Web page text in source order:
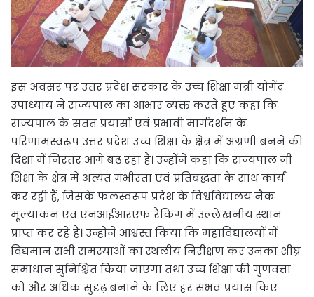
इस अवसर पर उत्तर प्रदेश सरकार के उच्च शिक्षा मंत्री योगेंद्र
उपाध्याय ने राज्यपाल का आभार व्यक्त करते हुए कहा कि
राज्यपाल के सतत प्रयासों एवं प्रभावी मार्गदर्शन के
परिणामस्वरूप उत्तर प्रदेश उच्च शिक्षा के क्षेत्र में अग्रणी बनने की
दिशा में निरंतर आगे बढ़ रहा है। उन्होंने कहा कि राज्यपाल जी
शिक्षा के क्षेत्र में अत्यंत गंभीरता एवं प्रतिबद्धता के साथ कार्य
कर रही हैं, जिसके फलस्वरूप प्रदेश के विश्वविद्यालय नैक
मूल्यांकन एवं एनआईआरएफ रैंकिंग में उल्लेखनीय स्थान
प्राप्त कर रहे हैं। उन्होंने आश्वस्त किया कि महाविद्यालयों में
विद्यमान सभी समस्याओं का स्थलीय निरीक्षण कर उनका शीघ्र
समाधान सुनिश्चित किया जाएगा तथा उच्च शिक्षा की गुणवत्ता
को और अधिक सुदृढ़ बनाने के लिए हर संभव प्रयास किए